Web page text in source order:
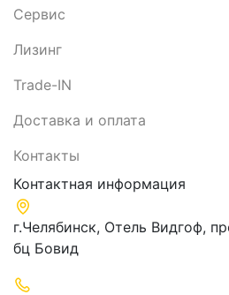
Сервис
Лизинг
Trade-IN
Доставка и оплата
Контакты
Контактная информация
г.Челябинск, ​Отель Видгоф,
бц Бовид